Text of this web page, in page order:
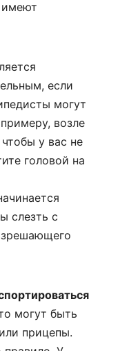
если
могут
возле
у вас не
головой на
слезть с
могут быть
прицепы.